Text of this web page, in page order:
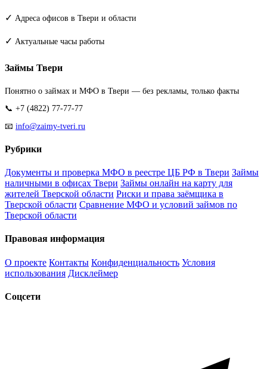
✓ Адреса офисов в Твери и области
✓ Актуальные часы работы
Займы Твери
Понятно о займах и МФО в Твери — без рекламы, только факты
📞 +7 (4822) 77-77-77
📧 info@zaimy-tveri.ru
Рубрики
Документы и проверка МФО в реестре ЦБ РФ в Твери Займы
наличными в офисах Твери Займы онлайн на карту для
жителей Тверской области Риски и права заёмщика в
Тверской области Сравнение МФО и условий займов по
Тверской области
Правовая информация
О проекте Контакты Конфиденциальность Условия
использования Дисклеймер
Соцсети